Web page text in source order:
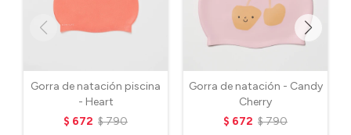
Gorra de natación piscina
- Heart
$ 672 $790
Gorra de natación - Candy
Cherry
$ 672 $790